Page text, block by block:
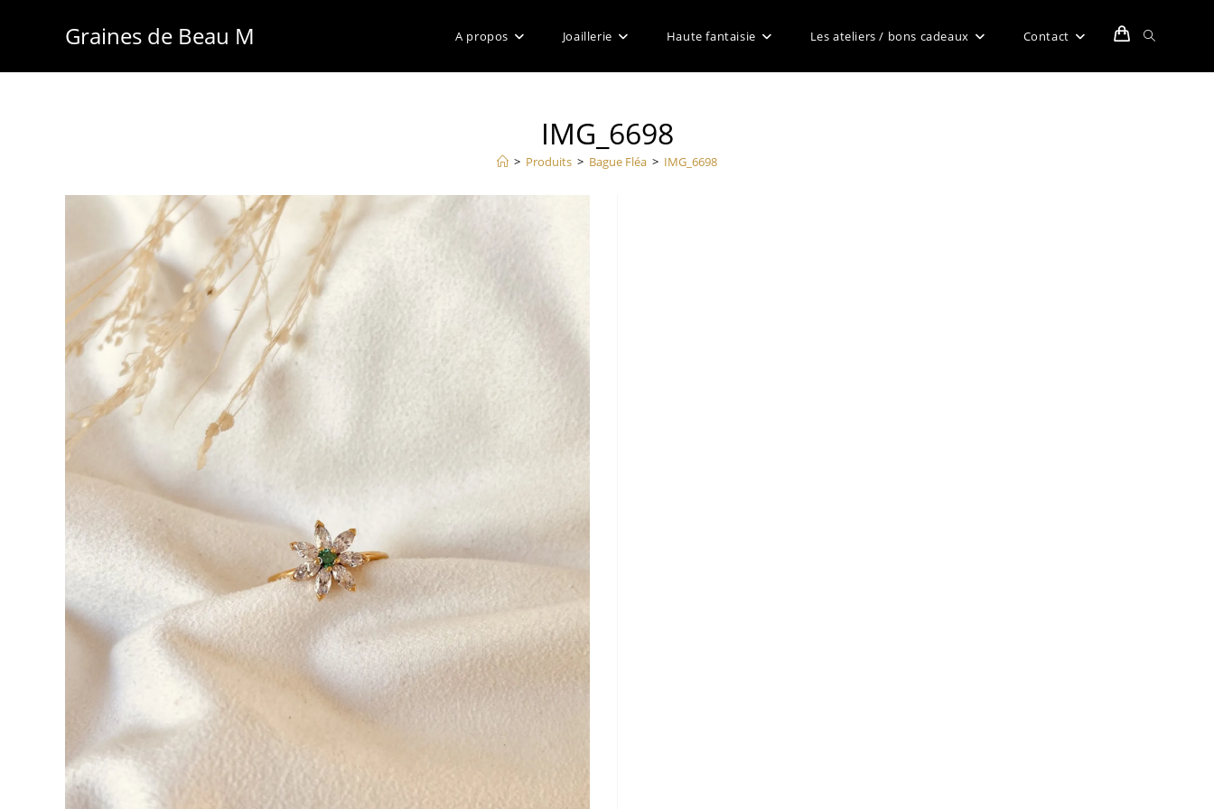
Graines de Beau M A propos Joaillerie Haute fantaisie Les ateliers / bons cadeaux Contact Toggle
IMG_6698
> Produits > Bague Fléa > IMG_6698